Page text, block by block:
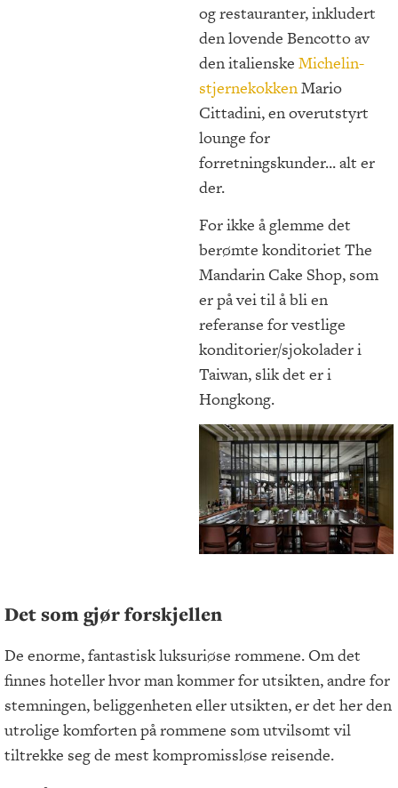
og restauranter, inkludert
den lovende Bencotto av
den italienske Michelin-
stjernekokkenMario
Cittadini, en overutstyrt
lounge for
forretningskunder... alt er
der.
For ikke å glemme det
berømte konditoriet The
Mandarin Cake Shop, som
er på vei til å bli en
referanse for vestlige
konditorier/sjokolader i
Taiwan, slik det er i
Hongkong.
Det som gjør forskjellen
De enorme, fantastisk luksuriøse rommene. Om det
finnes hoteller hvor man kommer for utsikten, andre for
stemningen, beliggenheten eller utsikten, er det her den
utrolige komforten på rommene som utvilsomt vil
tiltrekke seg de mest kompromissløse reisende.